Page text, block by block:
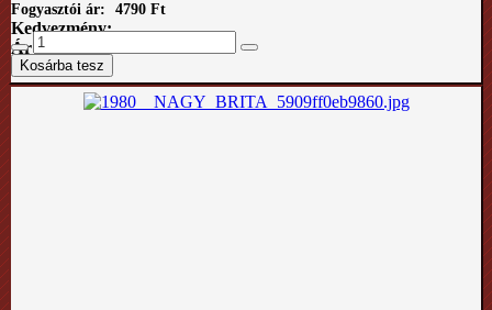
Fogyasztói ár:
4790 Ft
Kedvezmény:
Ár / kg: